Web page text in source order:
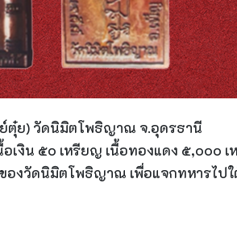
ตุ๋ย) วัดนิมิตโพธิญาณ จ.อุดรธานี
เงิน ๕๐ เหรียญ เนื้อทองแดง ๕,๐๐
งวัดนิมิตโพธิญาณ เพื่อแจกทหารไป